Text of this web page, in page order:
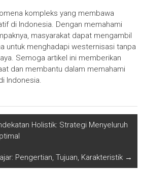
kompleks yang membawa
di Indonesia. Dengan memahami
masyarakat dapat mengambil
untuk menghadapi westernisasi tanpa
Semoga artikel ini memberikan
dan membantu dalam memahami
Indonesia.
Holistik: Strategi Menyeluruh
Pengertian, Tujuan, Karakteristik →